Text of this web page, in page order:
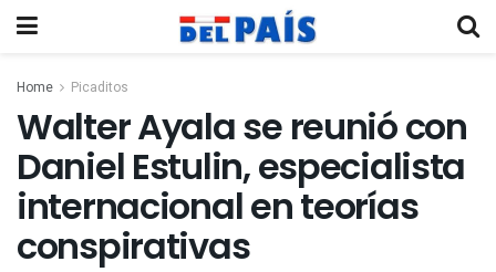
Home Picaditos
Walter Ayala se reunió con
Daniel Estulin, especialista
internacional en teorías
conspirativas